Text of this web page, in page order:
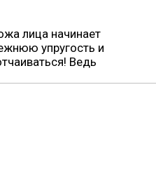
лица начинает
упругость и
Ведь